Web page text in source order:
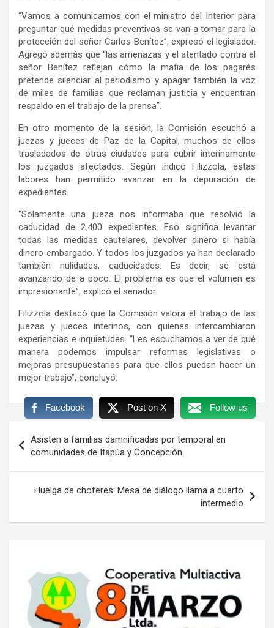
“Vamos a comunicarnos con el ministro del Interior para
preguntar qué medidas preventivas se van a tomar para la
protección del señor Carlos Benítez”, expresó el legislador.
Agregó además que “las amenazas y el atentado contra el
señor Benítez reflejan cómo la mafia de los pagarés
pretende silenciar al periodismo y apagar también la voz
de miles de familias que reclaman justicia y encuentran
respaldo en el trabajo de la prensa”.
En otro momento de la sesión, la Comisión escuchó a
juezas y jueces de Paz de la Capital, muchos de ellos
trasladados de otras ciudades para cubrir interinamente
los juzgados afectados. Según indicó Filizzola, estas
labores han permitido avanzar en la depuración de
expedientes.
“Solamente una jueza nos informaba que resolvió la
caducidad de 2.400 expedientes. Eso significa levantar
todas las medidas cautelares, devolver dinero si había
dinero embargado. Y todos los juzgados ya han declarado
también nulidades, caducidades. Es decir, se está
avanzando de a poco. El problema es que el volumen es
impresionante”, explicó el senador.
Filizzola destacó que la Comisión valora el trabajo de las
juezas y jueces interinos, con quienes intercambiaron
experiencias e inquietudes. “Les escuchamos a ver de qué
manera podemos impulsar reformas legislativas o
mejoras presupuestarias para que ellos puedan hacer un
mejor trabajo”, concluyó.
Facebook Post on X Follow us
de
entradas
Asisten a familias damnificadas por temporal en
comunidades de Itapúa y Concepción
Huelga de choferes: Mesa de diálogo llama a cuarto
intermedio